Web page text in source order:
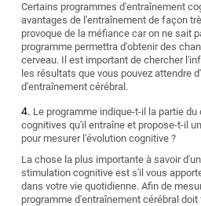
Certains programmes d'entraînement
avantages de l'entraînement de façon
provoque de la méfiance car on ne sait
programme permettra d'obtenir des
cerveau. Il est important de chercher
les résultats que vous pouvez attendre
d'entraînement cérébral.
Le programme indique-t-il la partie
cognitives qu'il entraîne et propose-t-il
pour mesurer l'évolution cognitive ?
La chose la plus importante à savoir
stimulation cognitive est s'il vous
dans votre vie quotidienne. Afin de
programme d'entraînement cérébral